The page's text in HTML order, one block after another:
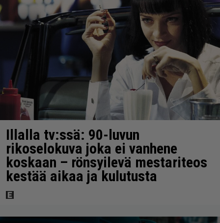
Illalla tv:ssä: 90-luvun
rikoselokuva joka ei vanhene
koskaan – rönsyilevä mestariteos
kestää aikaa ja kulutusta